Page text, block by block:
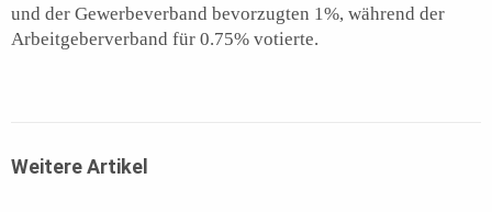
und der Gewerbeverband bevorzugten 1%, während der
Arbeitgeberverband für 0.75% votierte.
Weitere Artikel